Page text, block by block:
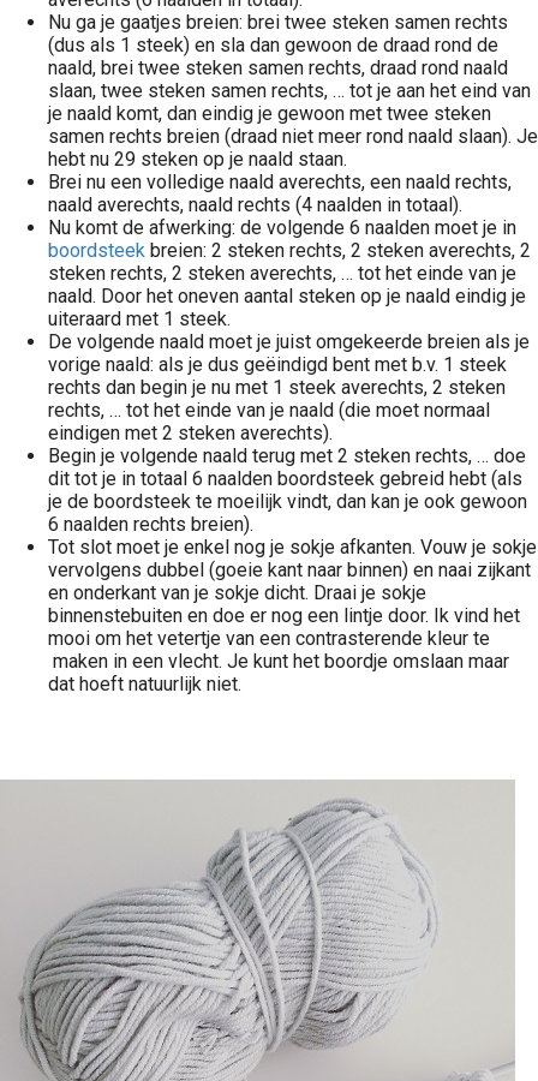
Nu ga je gaatjes breien: brei twee steken samen rechts
(dus als 1 steek) en sla dan gewoon de draad rond de
naald, brei twee steken samen rechts, draad rond naald
slaan, twee steken samen rechts, … tot je aan het eind van
je naald komt, dan eindig je gewoon met twee steken
samen rechts breien (draad niet meer rond naald slaan). Je
hebt nu 29 steken op je naald staan.
Brei nu een volledige naald averechts, een naald rechts,
naald averechts, naald rechts (4 naalden in totaal).
Nu komt de afwerking: de volgende 6 naalden moet je in
boordsteek breien: 2 steken rechts, 2 steken averechts, 2
steken rechts, 2 steken averechts, … tot het einde van je
naald. Door het oneven aantal steken op je naald eindig je
uiteraard met 1 steek.
De volgende naald moet je juist omgekeerde breien als je
vorige naald: als je dus geëindigd bent met b.v. 1 steek
rechts dan begin je nu met 1 steek averechts, 2 steken
rechts, … tot het einde van je naald (die moet normaal
eindigen met 2 steken averechts).
Begin je volgende naald terug met 2 steken rechts, … doe
dit tot je in totaal 6 naalden boordsteek gebreid hebt (als
je de boordsteek te moeilijk vindt, dan kan je ook gewoon
6 naalden rechts breien).
Tot slot moet je enkel nog je sokje afkanten. Vouw je sokje
vervolgens dubbel (goeie kant naar binnen) en naai zijkant
en onderkant van je sokje dicht. Draai je sokje
binnenstebuiten en doe er nog een lintje door. Ik vind het
mooi om het vetertje van een contrasterende kleur te
maken in een vlecht. Je kunt het boordje omslaan maar
dat hoeft natuurlijk niet.